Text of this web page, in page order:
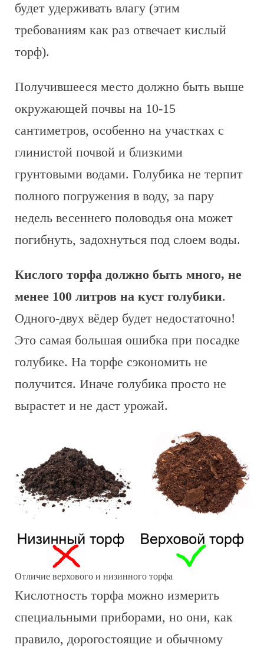
будет удерживать влагу (этим
требованиям как раз отвечает кислый
торф).
Получившееся место должно быть выше
окружающей почвы на 10-15
сантиметров, особенно на участках с
глинистой почвой и близкими
грунтовыми водами. Голубика не терпит
полного погружения в воду, за пару
недель весеннего половодья она может
погибнуть, задохнуться под слоем воды.
Кислого торфа должно быть много, не
менее 100 литров на куст голубики.
Одного-двух вёдер будет недостаточно!
Это самая большая ошибка при посадке
голубике. На торфе сэкономить не
получится. Иначе голубика просто не
вырастет и не даст урожай.
Отличие верхового и низинного торфа
Кислотность торфа можно измерить
специальными приборами, но они, как
правило, дорогостоящие и обычному